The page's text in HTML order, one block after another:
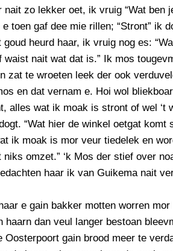
nait zo lekker oet, ik vruig “Wat ben
toen gaf dee mie rillen; “Stront” ik
heurd haar, ik vruig nog es:
waist nait wat dat is.” Ik mos
zat te wroeten leek der ook
en dat vernam e. Hoi wol
alles wat ik moak is stront of wel ‘t
“Wat hier de winkel oetgat
ik moak is mor veur tiedelek en
omzet.” ‘k Mos der stief over
haar ik van Guikema nait
e gain bakker motten worren
haarn dan veul langer bestoan
Oosterpoort gain brood meer te